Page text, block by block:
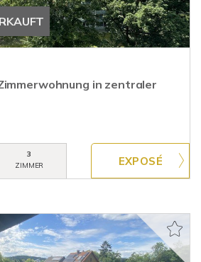
in zentraler
3
ZIMMER